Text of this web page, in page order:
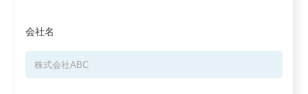
会社名